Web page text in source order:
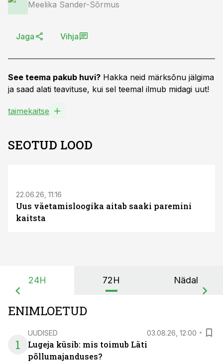
Meelika Sander-Sõrmus
Jaga Vihja
See teema pakub huvi? Hakka neid märksõnu jälgima
ja saad alati teavituse, kui sel teemal ilmub midagi uut!
taimekaitse
SEOTUD LOOD
22.06.26, 11:16
Uus väetamisloogika aitab saaki paremini
kaitsta
24H 72H Nädal
ENIMLOETUD
1
UUDISED 03.08.26, 12:00
Lugeja küsib: mis toimub Läti
põllumajanduses?